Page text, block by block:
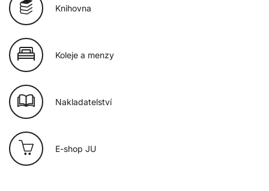
Knihovna
Koleje a menzy
Nakladatelství
E-shop JU